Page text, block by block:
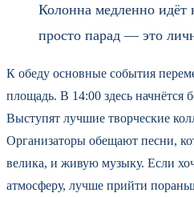
Колонна медленно идёт
просто парад — это
К обеду основные события
площадь. В 14:00 здесь начнётся
Выступят лучшие творческие
Организаторы обещают песни,
велика, и живую музыку. Если
атмосферу, лучше прийти